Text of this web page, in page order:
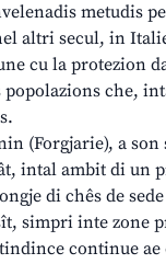
metudis
altri secul, in
cu la protezion
popolazions che,
(Forgjarie), a
intal ambit di un
di chês de
simpri inte zone
continue